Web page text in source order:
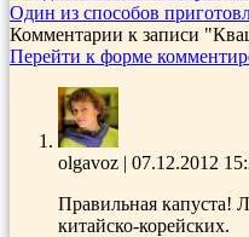
Один из способов
Комментарии к записи
Перейти к форме
olgavoz | 07.12.2012
Правильная капуста!
китайско-корейских.